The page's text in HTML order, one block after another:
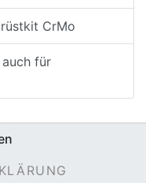
CrMo
für